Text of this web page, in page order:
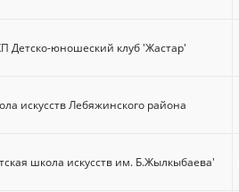
Детско-юношеский клуб 'Жастар'
искусств Лебяжинского района
школа искусств им. Б.Жылкыбаева'